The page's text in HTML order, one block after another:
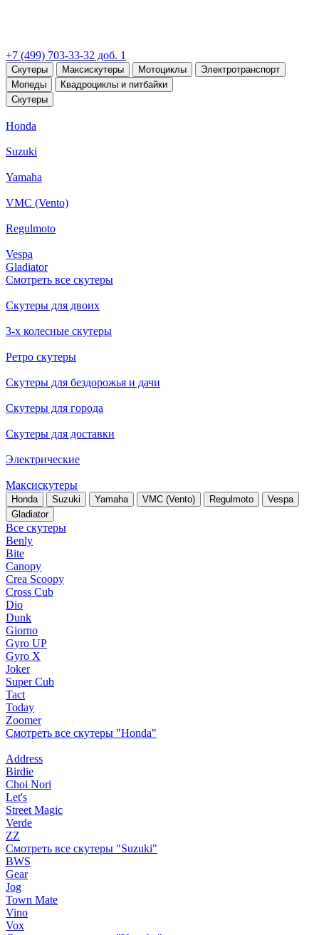
+7 (499) 703-33-32 доб. 1
Скутеры Максискутеры Мотоциклы
Электротранспорт
Мопеды
Квадроциклы и питбайки
Скутеры
Honda
Suzuki
Yamaha
VMC (Vento)
Regulmoto
Vespa
Gladiator
Смотреть все скутеры
Скутеры для двоих
3-х колесные скутеры
Ретро скутеры
Скутеры для бездорожья и дачи
Скутеры для города
Скутеры для доставки
Электрические
Максискутеры
Honda Suzuki Yamaha VMC (Vento) Regulmoto
Vespa
Gladiator
Все скутеры
Benly
Bite
Canopy
Crea Scoopy
Cross Cub
Dio
Dunk
Giorno
Gyro UP
Gyro X
Joker
Super Cub
Tact
Today
Zoomer
Смотреть все скутеры "Honda"
Address
Birdie
Choi Nori
Let's
Street Magic
Verde
ZZ
Смотреть все скутеры "Suzuki"
BWS
Gear
Jog
Town Mate
Vino
Vox